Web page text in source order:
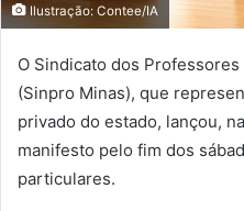
Ilustração: Contee/IA
O Sindicato dos
(Sinpro Minas), que
privado do estado, lançou,
manifesto pelo fim dos
particulares.